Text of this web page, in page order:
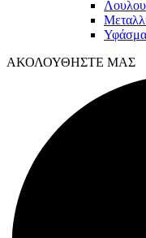
ΑΚΟΛΟΥΘΗΣΤΕ ΜΑΣ